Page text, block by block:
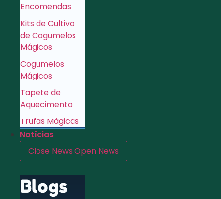
Encomendas
Kits de Cultivo
de Cogumelos
Mágicos
Cogumelos
Mágicos
Tapete de
Aquecimento
Trufas Mágicas
Notícias
Close News Open News
Blogs